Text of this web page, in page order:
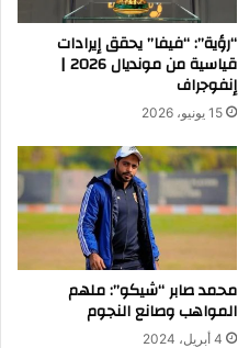
“رؤية”: “فيفا” يحقق إيرادات
قياسية من مونديال 2026 |
إنفوجراف
15 يونيو، 2026
محمد صابر “شيكو”: ملهم
المواهب وصانع النجوم
4 أبريل، 2024